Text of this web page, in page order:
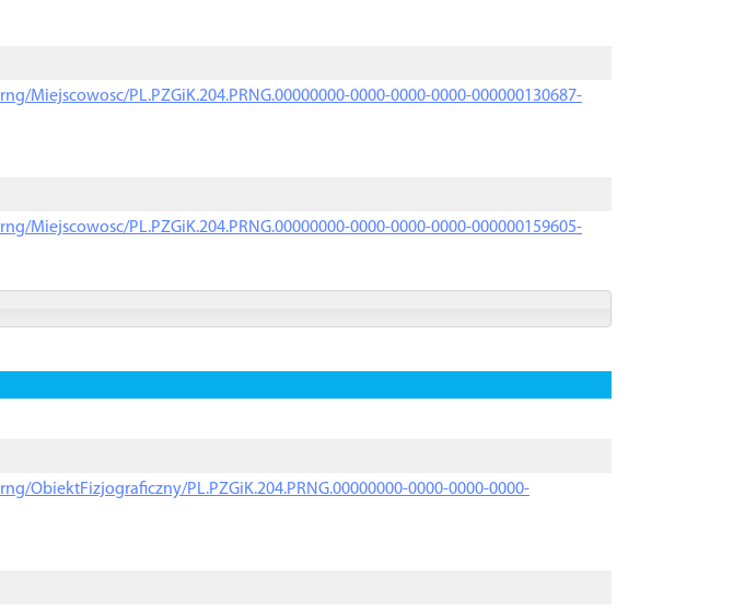
Miejscowosc/PL.PZGiK.204.PRNG.00000000-0000-0000-0000-000000130687-
Miejscowosc/PL.PZGiK.204.PRNG.00000000-0000-0000-0000-000000159605-
ObiektFizjograficzny/PL.PZGiK.204.PRNG.00000000-0000-0000-0000-